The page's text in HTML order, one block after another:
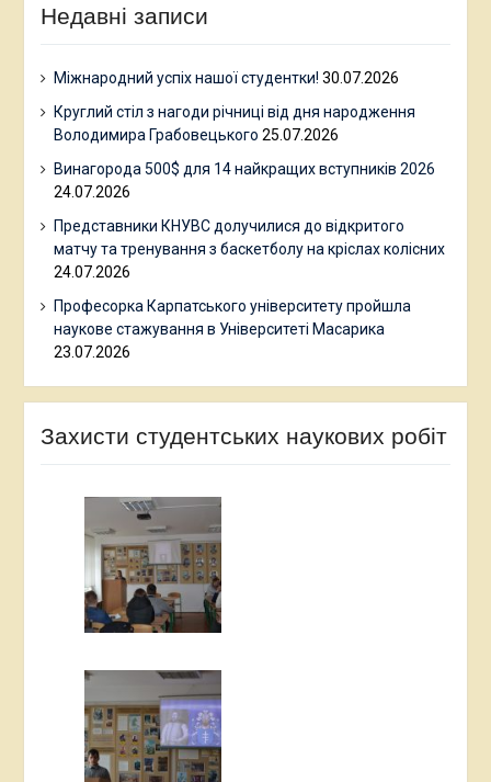
Недавні записи
Міжнародний успіх нашої студентки! 30.07.2026
Круглий стіл з нагоди річниці від дня народження
Володимира Грабовецького 25.07.2026
Винагорода 500$ для 14 найкращих вступників 2026
24.07.2026
Представники КНУВС долучилися до відкритого
матчу та тренування з баскетболу на кріслах колісних
24.07.2026
Професорка Карпатського університету пройшла
наукове стажування в Університеті Масарика
23.07.2026
Захисти студентських наукових робіт